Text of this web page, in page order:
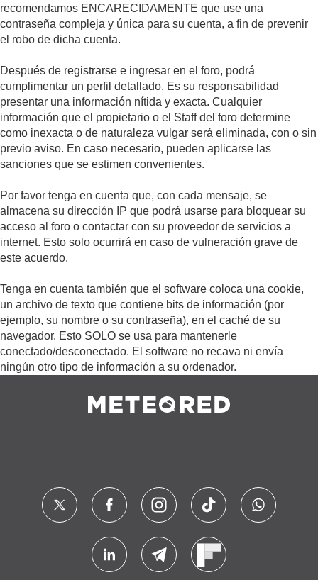
recomendamos ENCARECIDAMENTE que use una
contraseña compleja y única para su cuenta, a fin de prevenir
el robo de dicha cuenta.
Después de registrarse e ingresar en el foro, podrá
cumplimentar un perfil detallado. Es su responsabilidad
presentar una información nítida y exacta. Cualquier
información que el propietario o el Staff del foro determine
como inexacta o de naturaleza vulgar será eliminada, con o sin
previo aviso. En caso necesario, pueden aplicarse las
sanciones que se estimen convenientes.
Por favor tenga en cuenta que, con cada mensaje, se
almacena su dirección IP que podrá usarse para bloquear su
acceso al foro o contactar con su proveedor de servicios a
internet. Esto solo ocurrirá en caso de vulneración grave de
este acuerdo.
Tenga en cuenta también que el software coloca una cookie,
un archivo de texto que contiene bits de información (por
ejemplo, su nombre o su contraseña), en el caché de su
navegador. Esto SOLO se usa para mantenerle
conectado/desconectado. El software no recava ni envía
ningún otro tipo de información a su ordenador.